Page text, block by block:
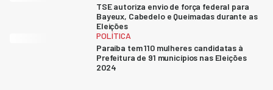
TSE autoriza envio de força federal para
Bayeux, Cabedelo e Queimadas durante as
Eleições
POLÍTICA
Paraíba tem 110 mulheres candidatas à
Prefeitura de 91 municípios nas Eleições
2024